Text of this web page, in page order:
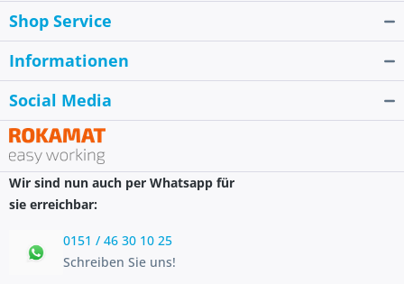
Shop Service
Informationen
Social Media
Wir sind nun auch per Whatsapp für
sie erreichbar:
0151 / 46 30 10 25
Schreiben Sie uns!